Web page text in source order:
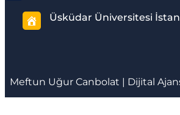
Üsküdar Üniversitesi
Meftun Uğur Canbolat | Dijital